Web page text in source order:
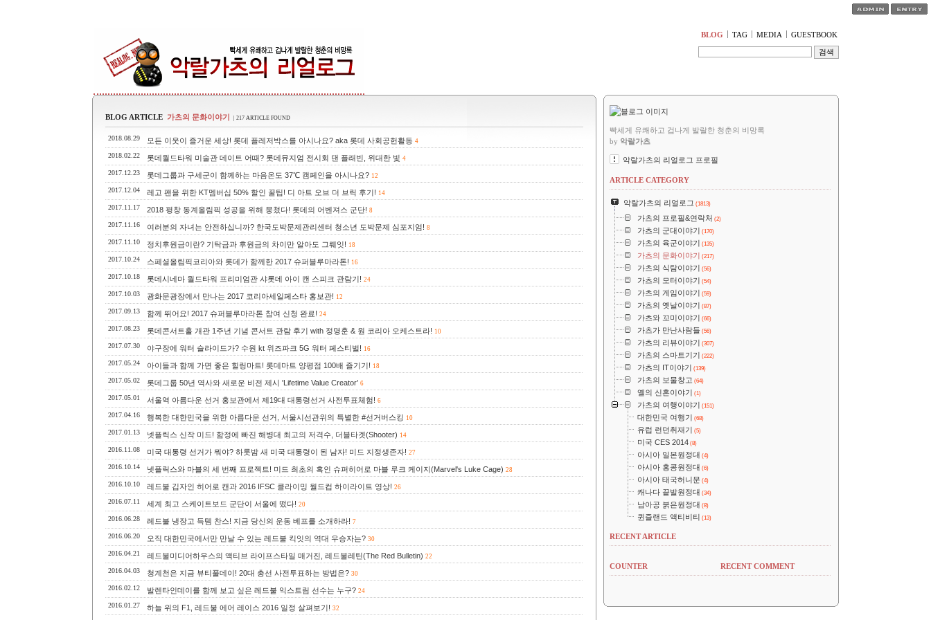
BLOG TAG MEDIA GUESTBOOK
BLOG ARTICLE 가츠의 문화이야기 | 217 ARTICLE FOUND
2018.08.29 모든 이웃이 즐거운 세상! 롯데 플레저박스를 아시나요? aka 롯데 사회공헌활동 4
2018.02.22 롯데월드타워 미술관 데이트 어때? 롯데뮤지엄 전시회 댄 플래빈, 위대한 빛 4
2017.12.23 롯데그룹과 구세군이 함께하는 마음온도 37℃ 캠페인을 아시나요? 12
2017.12.04 레고 팬을 위한 KT멤버십 50% 할인 꿀팁! 디 아트 오브 더 브릭 후기! 14
2017.11.17 2018 평창 동계올림픽 성공을 위해 뭉쳤다! 롯데의 어벤져스 군단! 8
2017.11.16 여러분의 자녀는 안전하십니까? 한국도박문제관리센터 청소년 도박문제 심포지엄! 8
2017.11.10 정치후원금이란? 기탁금과 후원금의 차이만 알아도 그뤠잇! 18
2017.10.24 스페셜올림픽코리아와 롯데가 함께한 2017 슈퍼블루마라톤! 16
2017.10.18 롯데시네마 월드타워 프리미엄관 샤롯데 아이 캔 스피크 관람기! 24
2017.10.03 광화문광장에서 만나는 2017 코리아세일페스타 홍보관! 12
2017.09.13 함께 뛰어요! 2017 슈퍼블루마라톤 참여 신청 완료! 24
2017.08.23 롯데콘서트홀 개관 1주년 기념 콘서트 관람 후기 with 정명훈 & 원 코리아 오케스트라! 10
2017.07.30 야구장에 워터 슬라이드가? 수원 kt 위즈파크 5G 워터 페스티벌! 16
2017.05.24 아이들과 함께 가면 좋은 힐링마트! 롯데마트 양평점 100배 즐기기! 18
2017.05.02 롯데그룹 50년 역사와 새로운 비전 제시 'Lifetime Value Creator’ 6
2017.05.01 서울역 아름다운 선거 홍보관에서 제19대 대통령선거 사전투표체험! 6
2017.04.16 행복한 대한민국을 위한 아름다운 선거, 서울시선관위의 특별한 #선거버스킹 10
2017.01.13 넷플릭스 신작 미드! 함정에 빠진 해병대 최고의 저격수, 더블타겟(Shooter) 14
2016.11.08 미국 대통령 선거가 뭐야? 하룻밤 새 미국 대통령이 된 남자! 미드 지정생존자! 27
2016.10.14 넷플릭스와 마블의 세 번째 프로젝트! 미드 최초의 흑인 슈퍼히어로 마블 루크 케이지(Marvel's Luke Cage) 28
2016.10.10 레드불 김자인 히어로 캔과 2016 IFSC 클라이밍 월드컵 하이라이트 영상! 26
2016.07.11 세계 최고 스케이트보드 군단이 서울에 떴다! 20
2016.06.28 레드불 냉장고 득템 찬스! 지금 당신의 운동 베프를 소개하라! 7
2016.06.20 오직 대한민국에서만 만날 수 있는 레드불 킥잇의 역대 우승자는? 30
2016.04.21 레드불미디어하우스의 액티브 라이프스타일 매거진, 레드불레틴(The Red Bulletin) 22
2016.04.03 청계천은 지금 뷰티풀데이! 20대 총선 사전투표하는 방법은? 30
2016.02.12 발렌타인데이를 함께 보고 싶은 레드불 익스트림 선수는 누구? 24
2016.01.27 하늘 위의 F1, 레드불 에어 레이스 2016 일정 살펴보기! 32
빡세게 유쾌하고 겁나게 발랄한 청춘의 비망록
by 악랄가츠
악랄가츠의 리얼로그 프로필
ARTICLE CATEGORY
악랄가츠의 리얼로그 (1813)
가츠의 프로필&연락처 (2)
가츠의 군대이야기 (170)
가츠의 육군이야기 (135)
가츠의 문화이야기 (217)
가츠의 식탐이야기 (56)
가츠의 모터이야기 (54)
가츠의 게임이야기 (59)
가츠의 옛날이야기 (87)
가츠와 꼬미이야기 (66)
가츠가 만난사람들 (56)
가츠의 리뷰이야기 (307)
가츠의 스마트기기 (222)
가츠의 IT이야기 (139)
가츠의 보물창고 (64)
옐의 신혼이야기 (1)
가츠의 여행이야기 (151)
대한민국 여행기 (68)
유럽 런던취재기 (5)
미국 CES 2014 (8)
아시아 일본원정대 (4)
아시아 홍콩원정대 (6)
아시아 태국허니문 (4)
캐나다 끝발원정대 (34)
남아공 붉은원정대 (8)
퀸즐랜드 액티비티 (13)
RECENT ARTICLE
COUNTER RECENT COMMENT
티스토리툴바